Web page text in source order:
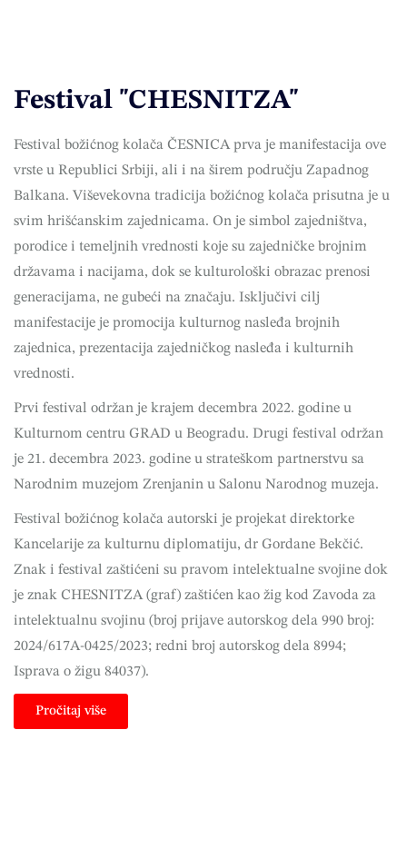
Festival "CHESNITZA"
Festival božićnog kolača ČESNICAprva je manifestacija ove
vrste u Republici Srbiji, ali i na širem području Zapadnog
Balkana. Viševekovna tradicija božićnog kolača prisutna je u
svim hrišćanskim zajednicama. On je simbol zajedništva,
porodice i temeljnih vrednosti koje su zajedničke brojnim
državama i nacijama, dok se kulturološki obrazac prenosi
generacijama, ne gubeći na značaju. Isključivi cilj
manifestacije je promocija kulturnog nasleđa brojnih
zajednica, prezentacija zajedničkog nasleđa i kulturnih
vrednosti.
Prvi festival održan je krajem decembra 2022. godine u
Kulturnom centru GRAD u Beogradu. Drugi festival održan
je 21. decembra 2023. godine u strateškom partnerstvu sa
Narodnim muzejom Zrenjanin u Salonu Narodnog muzeja.
Festival božićnog kolača autorski je projekat direktorke
Kancelarije za kulturnu diplomatiju, dr Gordane Bekčić.
Znak i festival zaštićeni su pravom intelektualne svojine dok
je znak CHESNITZA(graf) zaštićen kao žig kod Zavoda za
intelektualnu svojinu (broj prijave autorskog dela 990 broj:
2024/617A-0425/2023; redni broj autorskog dela 8994;
Isprava o žigu 84037).
Pročitaj više